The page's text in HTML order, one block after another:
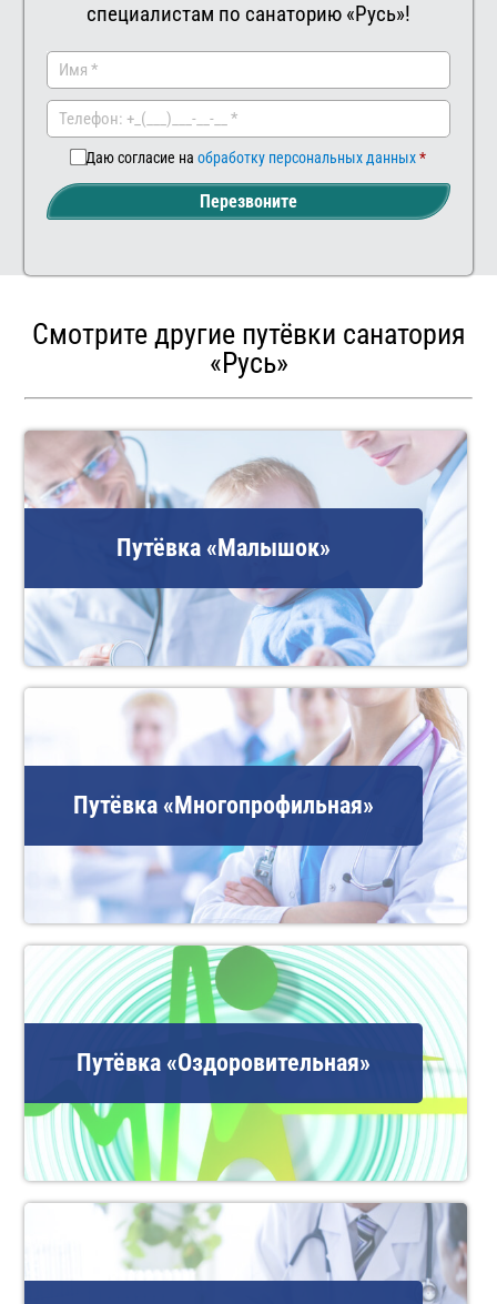
специалистам по санаторию «Русь»!
Даю согласие на обработку персональных данных
Перезвоните
Смотрите другие путёвки санатория
«Русь»
Путёвка «Малышок»
Путёвка «Многопрофильная»
Путёвка «Оздоровительная»